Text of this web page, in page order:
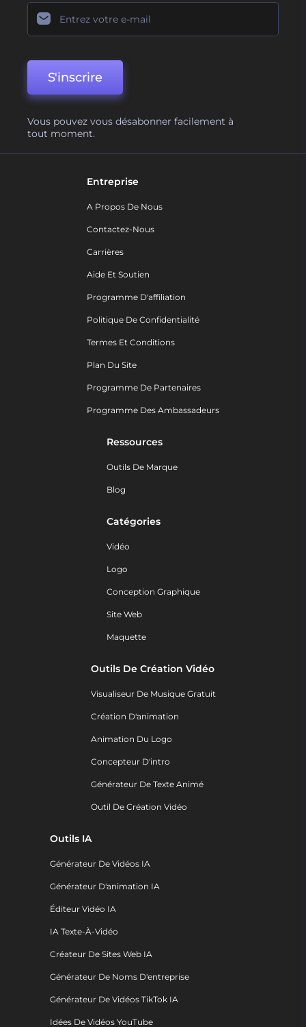
S'inscrire
Vous pouvez vous désabonner facilement à
tout moment.
Entreprise
A Propos De Nous
Contactez-Nous
Carrières
Aide Et Soutien
Programme D'affiliation
Politique De Confidentialité
Termes Et Conditions
Plan Du Site
Programme De Partenaires
Programme Des Ambassadeurs
Ressources
Outils De Marque
Blog
Catégories
Vidéo
Logo
Conception Graphique
Site Web
Maquette
Outils De Création Vidéo
Visualiseur De Musique Gratuit
Création D'animation
Animation Du Logo
Concepteur D'intro
Générateur De Texte Animé
Outil De Création Vidéo
Outils IA
Générateur De Vidéos IA
Générateur D'animation IA
Éditeur Vidéo IA
IA Texte-À-Vidéo
Créateur De Sites Web IA
Générateur De Noms D'entreprise
Générateur De Vidéos TikTok IA
Idées De Vidéos YouTube